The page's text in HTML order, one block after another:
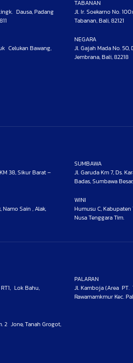
Dausa, Padang
TABANAN
Jl. Ir. Soekarno No.
Tabanan, Bali, 82121
Celukan Bawang,
NEGARA
Jl. Gajah Mada No. 50,
Jembrana, Bali, 82218
38, Sikur Barat –
SUMBAWA
Jl. Garuda Km 7, Ds.
Badas, Sumbawa
Namo Sain , Alak,
WINI
Humusu C,
Nusa Tenggara Tim.
Lok Bahu,
PALARAN
Jl. Kamboja (Area PT.
Rawamamkmur Kec.
2 Jone, Tanah Grogot,